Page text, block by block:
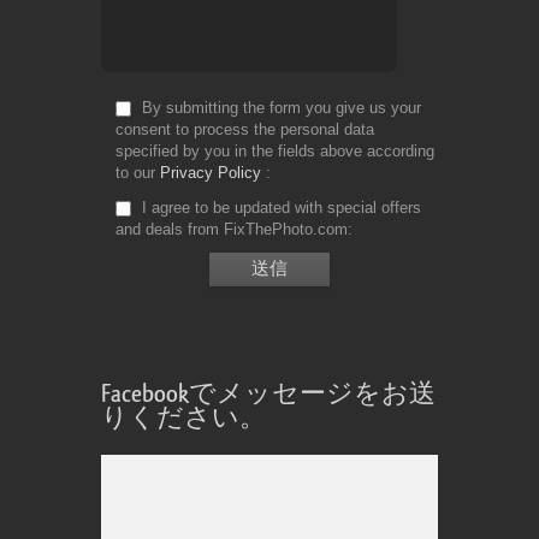
By submitting the form you give us your
consent to process the personal data
specified by you in the fields above according
to our Privacy Policy
I agree to be updated with special offers
and deals from FixThePhoto.com
Facebookでメッセージをお送
りください。